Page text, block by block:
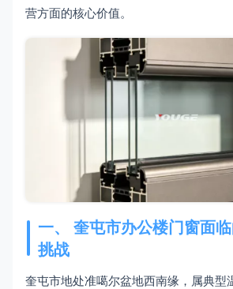
营方面的核心价值。
一、 奎屯市办公楼门窗面
挑战
奎屯市地处准噶尔盆地西南缘，属典型